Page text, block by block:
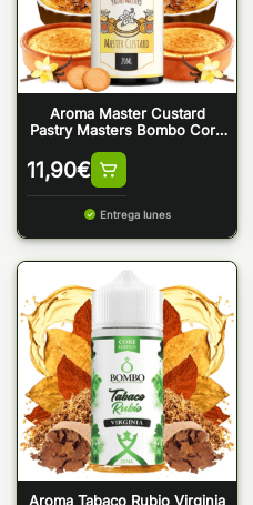
Aroma Master Custard
Pastry Masters Bombo Core
11,90€
Entrega lunes
Aroma Tabaco Rubio Virginia